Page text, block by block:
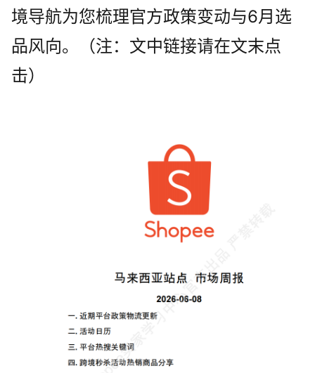
境导航为您梳理官方政策变动与6月选
品风向。（注：文中链接请在文末点
击）